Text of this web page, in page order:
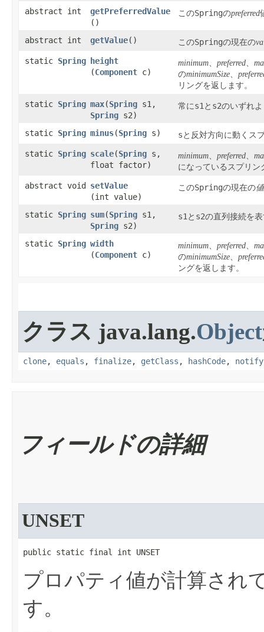
abstract int getPreferredValue
()
このSpringのpreferred
abstract int getValue​() このSpringの現在の
static Spring height
(Component c)
minimum、 preferred、
のminimumSize、
リングを返します。
static Spring max​(Spring s1,
Spring s2)
常にs1 と s2のいずれ
static Spring minus​(Spring s) s と反対方向に動くス
static Spring scale​(Spring s,
float factor)
minimum、 preferred、
になっているスプリン
abstract void setValue
(int value)
このSpringの現在の値
static Spring sum​(Spring s1,
Spring s2)
s1 と s2の直列接続を
static Spring width
(Component c)
minimum、 preferred、
のminimumSize、
ングを返します。
クラス java.lang.Object
clone, equals , finalize, getClass , hashCode, notify
フィールドの詳細
UNSET
public static final int UNSET
プロパティ値が計算され
す。